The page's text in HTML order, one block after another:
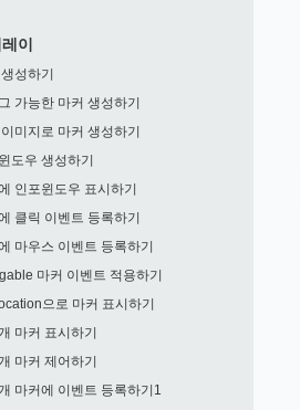
이
성하기
가능한 마커 생성하기
미지로 마커 생성하기
도우 생성하기
인포윈도우 표시하기
클릭 이벤트 등록하기
마우스 이벤트 등록하기
마커 이벤트 적용하기
으로 마커 표시하기
마커 표시하기
마커 제어하기
마커에 이벤트 등록하기1